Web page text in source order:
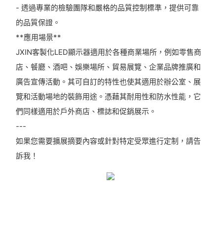
- 透過專業的檢驗團隊和嚴格的品質控制標準，提供可靠
的品質保證。
**應用場景**
JXIN客製化LED顯示器適用於各種商業場所，例如零售商
店、餐廳、酒吧、娛樂場所、貿易展覽、企業品牌推廣和
廣告宣傳活動。其可自訂的特性也使其適用於辦公室、展
覽和活動場地的裝飾用途。憑藉其耐用性和防水性能，它
們同樣適用於戶外商店、標誌和促銷展示。
---
如果您需要擴展摘要內容或針對特定受眾進行定制，請告
訴我！